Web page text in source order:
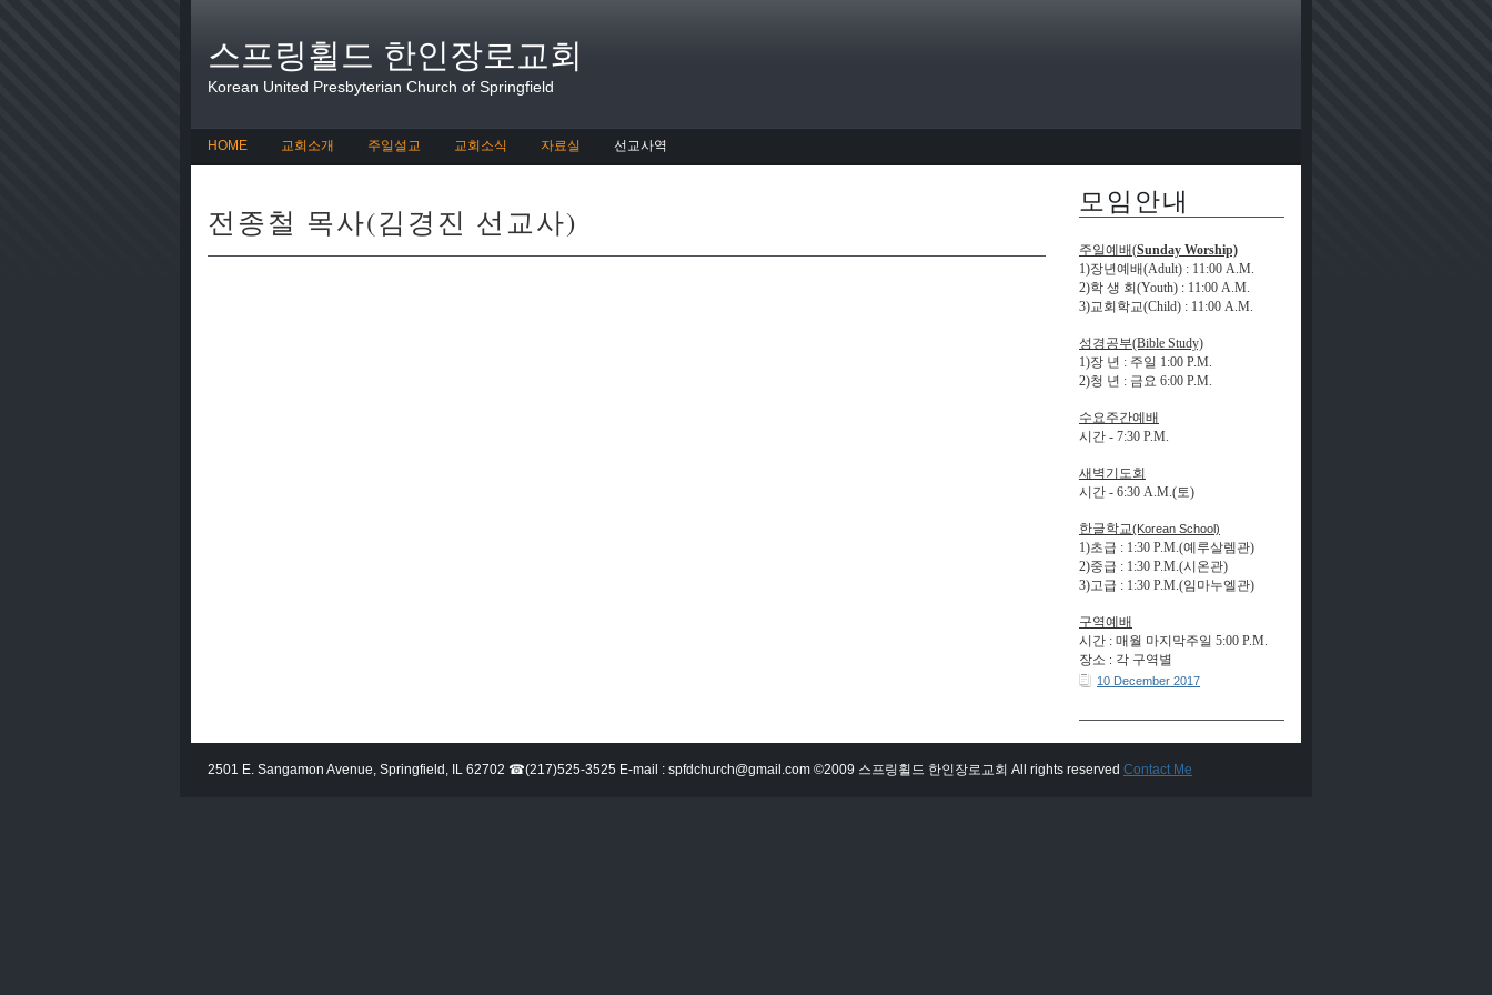
스프링휠드 한인장로교회
Korean United Presbyterian Church of Springfield
HOME 교회소개 주일설교 교회소식 자료실 선교사역
모임안내
주일예배(Sunday Worship)
1)장년예배(Adult) : 11:00 A.M.
2)학 생 회(Youth) : 11:00 A.M.
3)교회학교(Child) : 11:00 A.M.
성경공부(Bible Study)
1)장 년 : 주일 1:00 P.M.
2)청 년 : 금요 6:00 P.M.
수요주간예배
시간 - 7:30 P.M.
새벽기도회
시간 - 6:30 A.M.(토)
한글학교(Korean School)
1)초급 : 1:30 P.M.(예루살렘관)
2)중급 : 1:30 P.M.(시온관)
3)고급 : 1:30 P.M.(임 마누엘 관)
구역예배
시간 : 매월 마지막주일 5:00 P.M.
장소 : 각 구역 별
10 December 2017
전종철 목사(김경진 선교사)
2501 E. Sangamon Avenue, Springfield, IL 62702 ☎(217)525-3525 E-mail : spfdchurch@gmail.com ©2009 스프링휠드 한인장로교회 All rights reserved Contact Me